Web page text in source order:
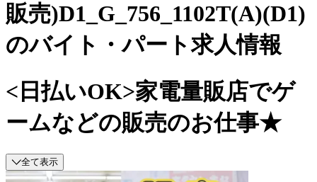
販売)D1_G_756_1102T(A)(D1)
のバイト・パート求人情報
<日払いOK>家電量販店でゲ
ームなどの販売のお仕事★
全て表示